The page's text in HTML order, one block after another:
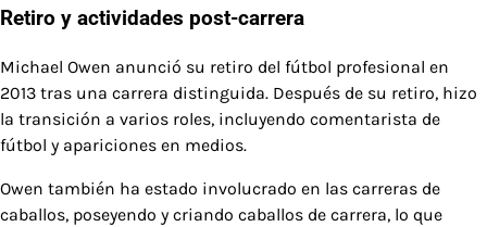
Retiro y actividades post-carrera
Michael Owen anunció su retiro del fútbol profesional en
2013 tras una carrera distinguida. Después de su retiro, hizo
la transición a varios roles, incluyendo comentarista de
fútbol y apariciones en medios.
Owen también ha estado involucrado en las carreras de
caballos, poseyendo y criando caballos de carrera, lo que